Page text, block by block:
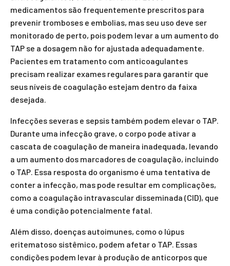
medicamentos são frequentemente prescritos para
prevenir tromboses e embolias, mas seu uso deve ser
monitorado de perto, pois podem levar a um aumento do
TAP se a dosagem não for ajustada adequadamente.
Pacientes em tratamento com anticoagulantes
precisam realizar exames regulares para garantir que
seus níveis de coagulação estejam dentro da faixa
desejada.
Infecções severas e sepsis também podem elevar o TAP.
Durante uma infecção grave, o corpo pode ativar a
cascata de coagulação de maneira inadequada, levando
a um aumento dos marcadores de coagulação, incluindo
o TAP. Essa resposta do organismo é uma tentativa de
conter a infecção, mas pode resultar em complicações,
como a coagulação intravascular disseminada (CID), que
é uma condição potencialmente fatal.
Além disso, doenças autoimunes, como o lúpus
eritematoso sistêmico, podem afetar o TAP. Essas
condições podem levar à produção de anticorpos que